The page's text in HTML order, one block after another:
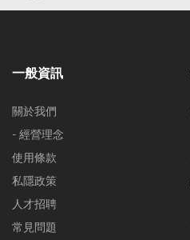
一般資訊
關於我們
- 經營理念
使用條款
私隱政策
人才招聘
常見問題